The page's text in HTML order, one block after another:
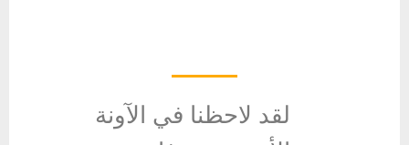
لقد لاحظنا في الآونة